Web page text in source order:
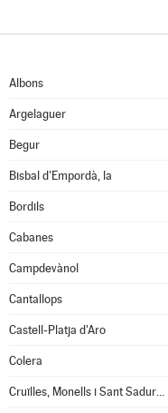
Albons
Argelaguer
Begur
Bisbal d'Empordà, la
Bordils
Cabanes
Campdevànol
Cantallops
Castell-Platja d'Aro
Colera
Cruïlles, Monells i Sant Sadurní de l'Heura